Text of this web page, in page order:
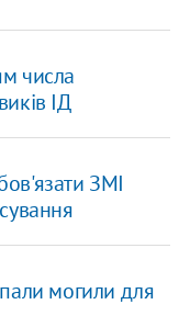
числа
ІД
ЗМІ
могили для